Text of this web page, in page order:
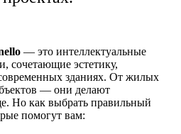
— это интеллектуальные
сочетающие эстетику,
зданиях. От жилых
— они делают
Но как выбрать правильный
помогут вам: